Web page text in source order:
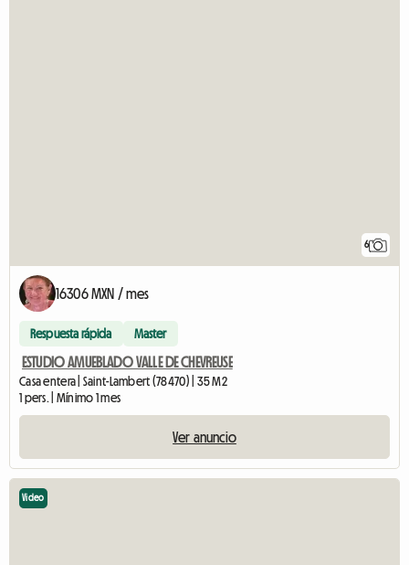
6
16306 MXN / mes
Respuesta rápida Master
ESTUDIO AMUEBLADO VALLE DE CHEVREUSE
Casa entera | Saint-Lambert (78470) | 35 M2
1 pers. | Mínimo 1 mes
Ver anuncio
Video